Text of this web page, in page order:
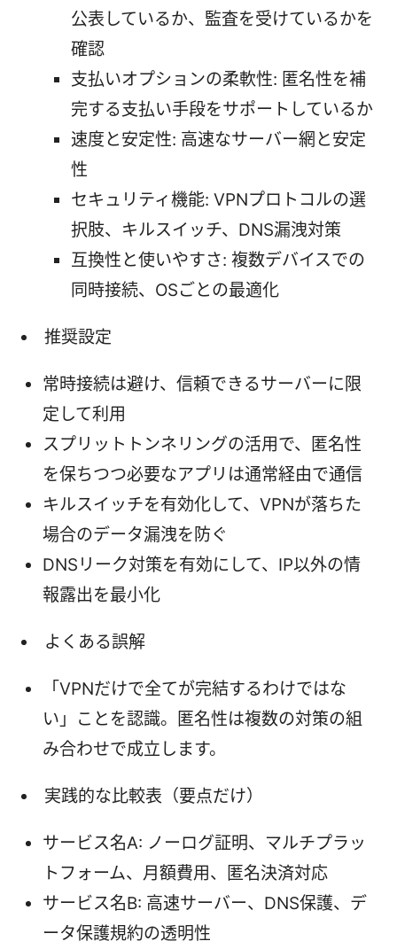
公表しているか、監査を受けているかを
確認
支払いオプションの柔軟性: 匿名性を補
完する支払い手段をサポートしているか
速度と安定性: 高速なサーバー網と安定
性
セキュリティ機能: VPNプロトコルの選
択肢、キルスイッチ、DNS漏洩対策
互換性と使いやすさ: 複数デバイスでの
同時接続、OSごとの最適化
推奨設定
常時接続は避け、信頼できるサーバーに限
定して利用
スプリットトンネリングの活用で、匿名性
を保ちつつ必要なアプリは通常経由で通信
キルスイッチを有効化して、VPNが落ちた
場合のデータ漏洩を防ぐ
DNSリーク対策を有効にして、IP以外の情
報露出を最小化
よくある誤解
「VPNだけで全てが完結するわけではな
い」ことを認識。匿名性は複数の対策の組
み合わせで成立します。
実践的な比較表（要点だけ）
サービス名A: ノーログ証明、マルチプラッ
トフォーム、月額費用、匿名決済対応
サービス名B: 高速サーバー、DNS保護、デ
ータ保護規約の透明性